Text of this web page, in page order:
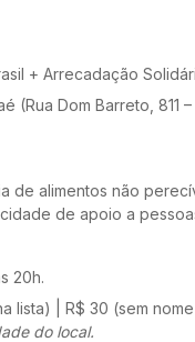
+ Arrecadação
(Rua Dom Barreto,
de alimentos não
de apoio a
20h.
lista) | R$ 30 (sem
do local.